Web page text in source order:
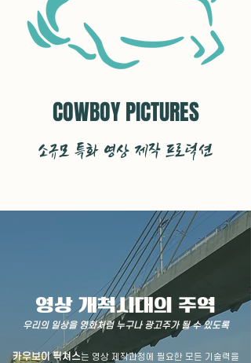
COWBOY PICTURES
소규모 특화 영상 제작 프로덕션
​영상 개척시대의 주역
우리의 일상을 영화처럼 누구나 광고주가 될 수 있도록
카우보이 픽쳐스는 영상 제작과정에 필요한 모든 기술력을